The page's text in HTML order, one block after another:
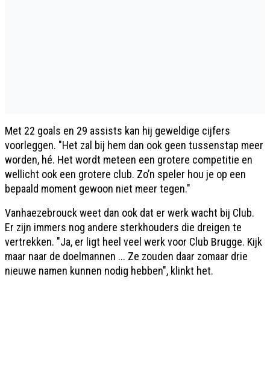
Met 22 goals en 29 assists kan hij geweldige cijfers
voorleggen. "Het zal bij hem dan ook geen tussenstap meer
worden, hé. Het wordt meteen een grotere competitie en
wellicht ook een grotere club. Zo’n speler hou je op een
bepaald moment gewoon niet meer tegen."
Vanhaezebrouck weet dan ook dat er werk wacht bij Club.
Er zijn immers nog andere sterkhouders die dreigen te
vertrekken. "Ja, er ligt heel veel werk voor Club Brugge. Kijk
maar naar de doelmannen ... Ze zouden daar zomaar drie
nieuwe namen kunnen nodig hebben", klinkt het.